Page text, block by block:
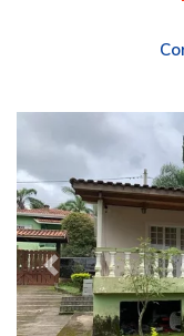
Previous